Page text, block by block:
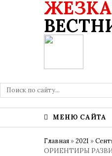
МЕНЮ САЙТА
Главная »2021 »
ОРИЕНТИРЫ